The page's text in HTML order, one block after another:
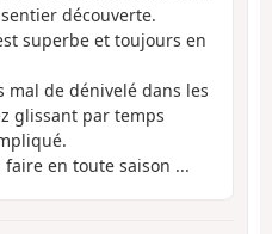
découverte.
superbe et toujours en
mal de dénivelé dans les
glissant par temps
en toute saison ...